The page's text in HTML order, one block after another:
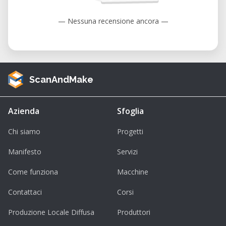
kontaktiere unser Labor zur Buchung
• Zielgruppe: Designer, Pädagogen,
Modellbauer, Künstler
Technische Spezifikationen
• Formfläche: 200 x 200 mm
• Heizelement: Keramikheizung
(Automatische Temperaturregelung)
— Nessuna recensione ancora —
ScanAndMake
Azienda
Chi siamo
Manifesto
Come funziona
Contattaci
Produzione Locale Diffusa
Sfoglia
Progetti
Servizi
Macchine
Corsi
Produttori